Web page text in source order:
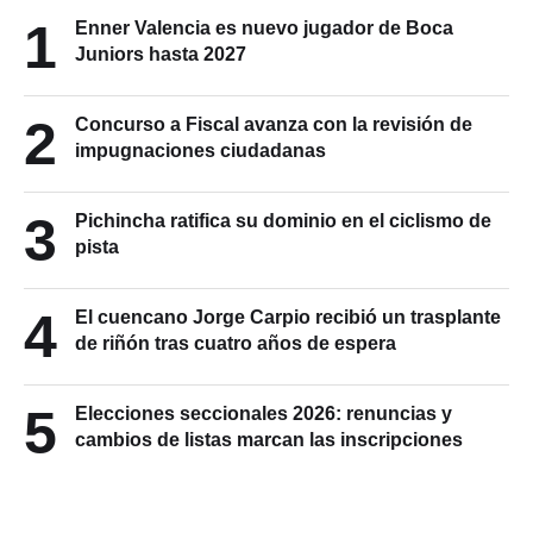
1
Enner Valencia es nuevo jugador de Boca
Juniors hasta 2027
2
Concurso a Fiscal avanza con la revisión de
impugnaciones ciudadanas
3
Pichincha ratifica su dominio en el ciclismo de
pista
4
El cuencano Jorge Carpio recibió un trasplante
de riñón tras cuatro años de espera
5
Elecciones seccionales 2026: renuncias y
cambios de listas marcan las inscripciones